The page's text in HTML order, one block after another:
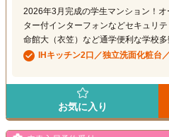
2026年3月完成の学生マンション！
ター付インターフォンなどセキュリ
命館大（衣笠）など通学便利な学校
IHキッチン2口／独立洗面化粧台
お気に入り